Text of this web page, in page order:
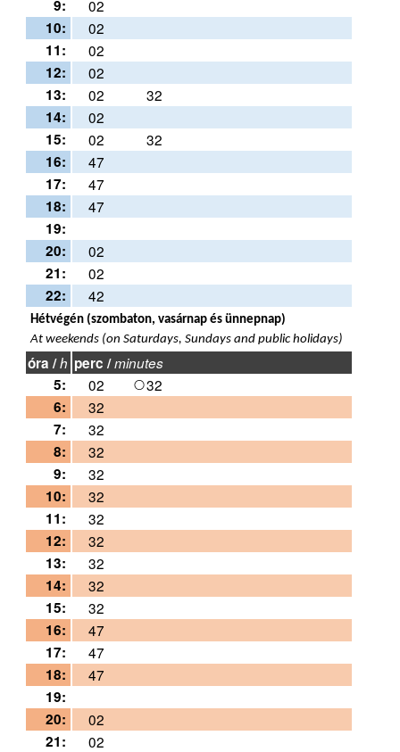
9:
02
10:
02
11:
02
12:
02
13:
02
32
14:
02
15:
02
32
16:
47
17:
47
18:
47
19:
20:
02
21:
02
22:
42
Hétvégén (szombaton, vasárnap és ünnepnap)
At weekends (on Saturdays, Sundays and public holidays)
óra /h perc /minutes
5: 02
32
6:
32
7:
32
8:
32
9:
32
10:
32
11:
32
12:
32
13:
32
14:
32
15:
32
16:
47
17:
47
18:
47
19:
20:
02
21:
02